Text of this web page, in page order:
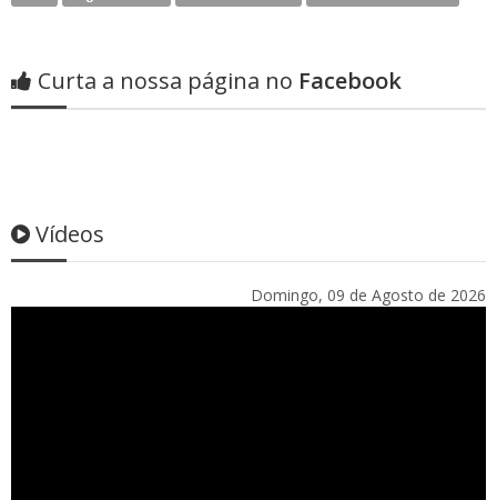
Curta a nossa página no Facebook
Vídeos
Domingo, 09 de Agosto de 2026